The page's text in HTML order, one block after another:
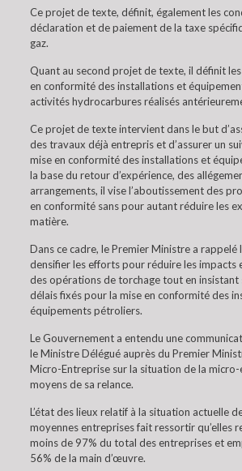
Ce projet de texte, définit, également les
déclaration et de paiement de la taxe
gaz.
Quant au second projet de texte, il définit
en conformité des installations et
activités hydrocarbures réalisés
Ce projet de texte intervient dans le but
des travaux déjà entrepris et d’assurer un
mise en conformité des installations et
la base du retour d’expérience, des
arrangements, il vise l’aboutissement des
en conformité sans pour autant réduire les
matière.
Dans ce cadre, le Premier Ministre a rappelé
densifier les efforts pour réduire les impacts
des opérations de torchage tout en insistant
délais fixés pour la mise en conformité des
équipements pétroliers.
Le Gouvernement a entendu une
le Ministre Délégué auprès du Premier
Micro-Entreprise sur la situation de la
moyens de sa relance.
L’état des lieux relatif à la situation actuelle
moyennes entreprises fait ressortir qu’elles
moins de 97% du total des entreprises et
56% de la main d’œuvre.